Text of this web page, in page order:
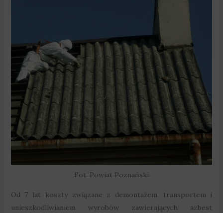
Fot. Powiat Poznański
Od 7 lat koszty związane z demontażem, transportem i
unieszkodliwianiem wyrobów zawierających azbest